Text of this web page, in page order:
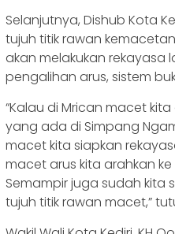
Selanjutnya, Dishub Kota
tujuh titik rawan
akan melakukan rekayasa
pengalihan arus, sistem
“Kalau di Mrican macet
yang ada di Simpang
macet kita siapkan
macet arus kita arahkan
Semampir juga sudah kita
tujuh titik rawan macet,”